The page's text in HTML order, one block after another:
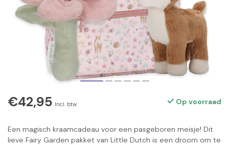
€42,95 Incl. btw Op voorraad
Een magisch kraamcadeau voor een pasgeboren meisje! Dit
lieve Fairy Garden pakket van Little Dutch is een droom om te